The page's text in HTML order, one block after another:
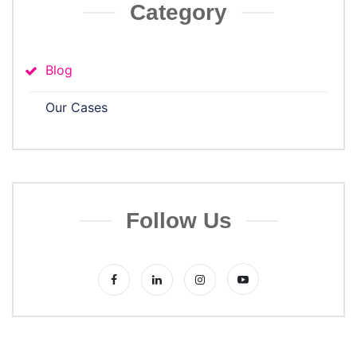
Category
Blog
Our Cases
Follow Us